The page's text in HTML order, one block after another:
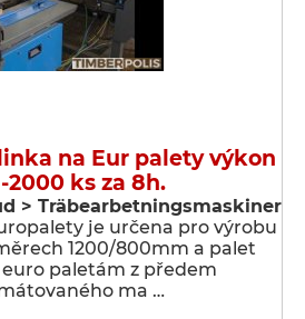
na Eur palety výkon
2000 ks za 8h.
> Träbearbetningsmaskiner
je určena pro výrobu
1200/800mm a palet
paletám z předem
ma …